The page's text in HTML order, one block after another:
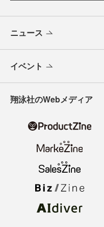
ニュース
イベント
翔泳社のWebメディア